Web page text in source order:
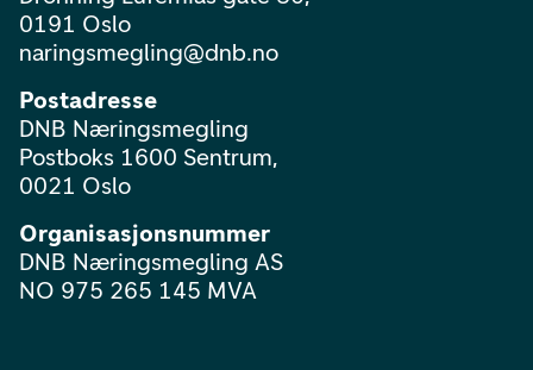
0191 Oslo
naringsmegling@dnb.no
Postadresse
DNB Næringsmegling
Postboks 1600 Sentrum,
0021 Oslo
Organisasjonsnummer
DNB Næringsmegling AS
NO 975 265 145 MVA